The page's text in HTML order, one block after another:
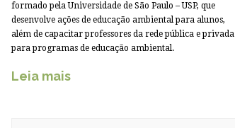
formado pela Universidade de São Paulo – USP, que
desenvolve ações de educação ambiental para alunos,
além de capacitar professores da rede pública e privada
para programas de educação ambiental.
Leia mais